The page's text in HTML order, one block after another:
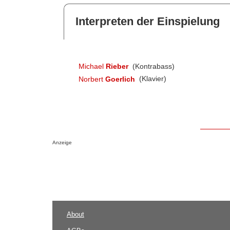
Interpreten der Einspielung
Michael Rieber (Kontrabass)
Norbert Goerlich (Klavier)
Anzeige
About